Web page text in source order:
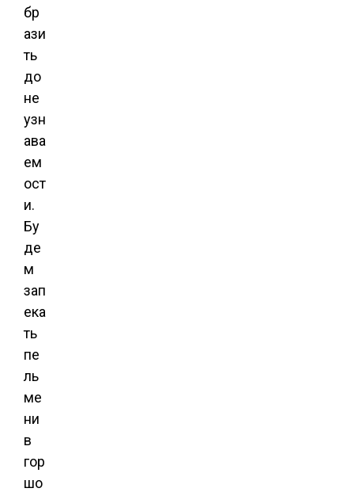
бр
ази
ть
до
не
узн
ава
ем
ост
и.
Бу
де
м
зап
ека
ть
пе
ль
ме
ни
в
гор
шо